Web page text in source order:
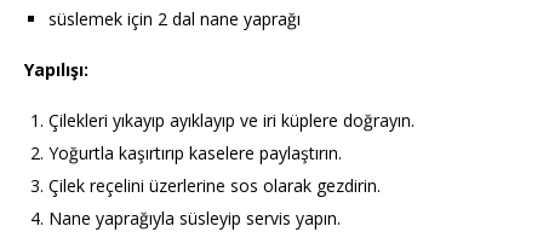
süslemek için 2 dal nane yaprağı
Yapılışı:
Çilekleri yıkayıp ayıklayıp ve iri küplere doğrayın.
Yoğurtla kaşırtırıp kaselere paylaştırın.
Çilek reçelini üzerlerine sos olarak gezdirin.
Nane yaprağıyla süsleyip servis yapın.